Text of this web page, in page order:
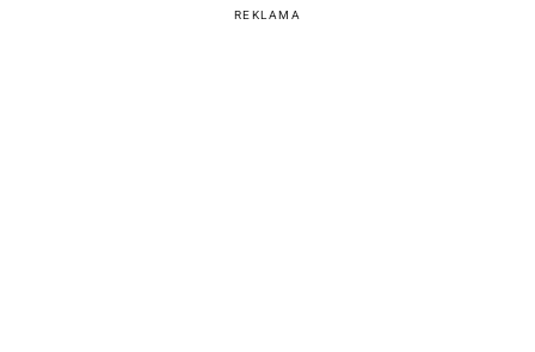
REKLAMA